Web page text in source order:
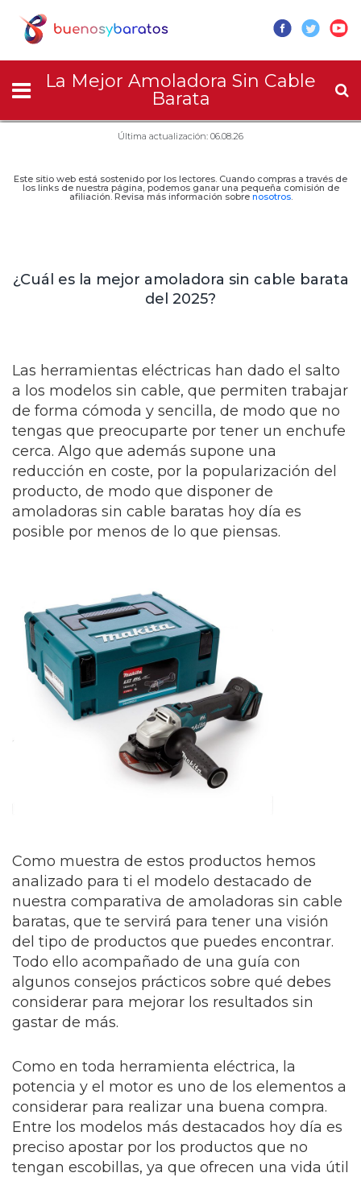
La Mejor Amoladora Sin Cable
Barata
Última actualización: 06.08.26
Este sitio web está sostenido por los lectores. Cuando compras a través de
los links de nuestra página, podemos ganar una pequeña comisión de
afiliación. Revisa más información sobre nosotros.
¿Cuál es la mejor amoladora sin cable barata
del 2025?
Las herramientas eléctricas han dado el salto
a los modelos sin cable, que permiten trabajar
de forma cómoda y sencilla, de modo que no
tengas que preocuparte por tener un enchufe
cerca. Algo que además supone una
reducción en coste, por la popularización del
producto, de modo que disponer de
amoladoras sin cable baratas hoy día es
posible por menos de lo que piensas.
Como muestra de estos productos hemos
analizado para ti el modelo destacado de
nuestra comparativa de amoladoras sin cable
baratas, que te servirá para tener una visión
del tipo de productos que puedes encontrar.
Todo ello acompañado de una guía con
algunos consejos prácticos sobre qué debes
considerar para mejorar los resultados sin
gastar de más.
Como en toda herramienta eléctrica, la
potencia y el motor es uno de los elementos a
considerar para realizar una buena compra.
Entre los modelos más destacados hoy día es
preciso apostar por los productos que no
tengan escobillas, ya que ofrecen una vida útil